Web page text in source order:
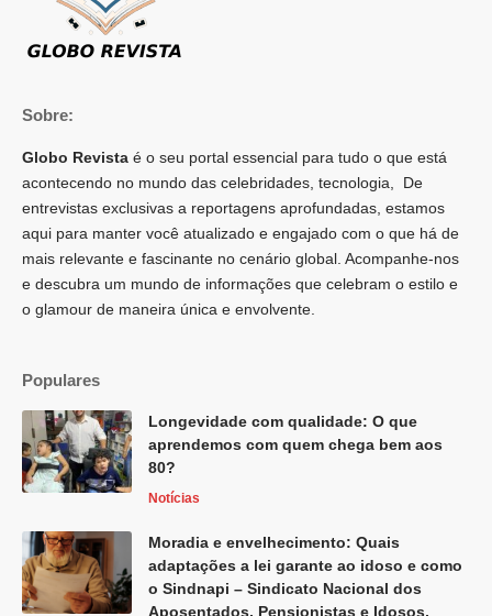
Sobre:
Globo Revista é o seu portal essencial para tudo o que está
acontecendo no mundo das celebridades, tecnologia, De
entrevistas exclusivas a reportagens aprofundadas, estamos
aqui para manter você atualizado e engajado com o que há de
mais relevante e fascinante no cenário global. Acompanhe-nos
e descubra um mundo de informações que celebram o estilo e
o glamour de maneira única e envolvente.
Populares
Longevidade com qualidade: O que
aprendemos com quem chega bem aos
80?
Notícias
Moradia e envelhecimento: Quais
adaptações a lei garante ao idoso e como
o Sindnapi – Sindicato Nacional dos
Aposentados, Pensionistas e Idosos,